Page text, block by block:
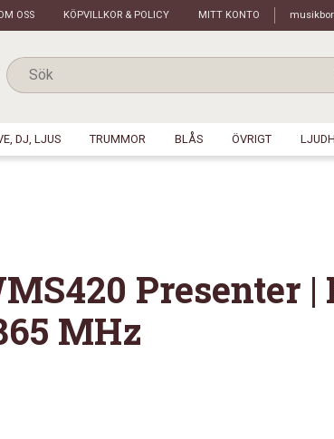
OSS KÖPVILLKOR & POLICY MITT KONTO
DJ, LJUS TRUMMOR BLÅS ÖVRIGT
Presenter |
MHz